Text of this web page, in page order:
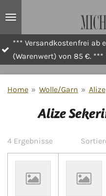
ab einem
von 85 €. ***
Home » Wolle/Garn » Alize
Alize
4 Ergebnisse